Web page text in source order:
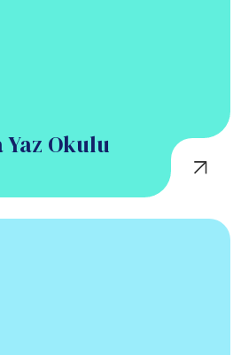
Yaz Okulu